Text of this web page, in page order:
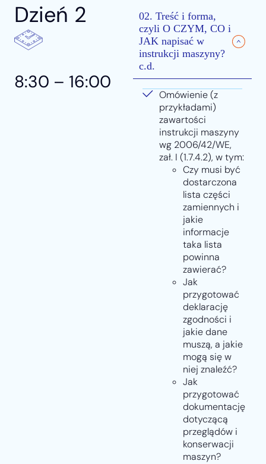
Dzień 2
8:30 – 16:00
02. Treść i forma,
czyli O CZYM, CO i
JAK napisać w
instrukcji maszyny?
c.d.
Omówienie (z
przykładami)
zawartości
instrukcji maszyny
wg 2006/42/WE,
zał. I (1.7.4.2), w tym:
Czy musi być
dostarczona
lista części
zamiennych i
jakie
informacje
taka lista
powinna
zawierać?
Jak
przygotować
deklarację
zgodności i
jakie dane
muszą, a jakie
mogą się w
niej znaleźć?
Jak
przygotować
dokumentację
dotyczącą
przeglądów i
konserwacji
maszyn?